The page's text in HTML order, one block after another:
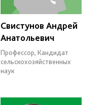
Свистунов Андрей
Анатольевич
Профессор, Кандидат
сельскохозяйственных
наук